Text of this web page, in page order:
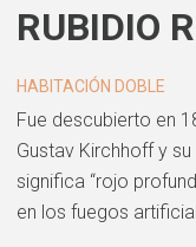
RUBIDIO
HABITACIÓN DOBLE
Fue descubierto en
Gustav Kirchhoff y
significa “rojo
en los fuegos